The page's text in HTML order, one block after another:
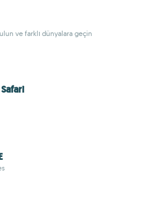
ve farklı dünyalara geçin